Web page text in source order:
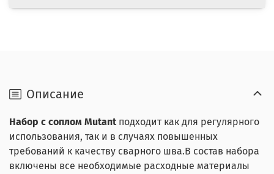
Описание
Набор с соплом Mutant подходит как для регулярного
использования, так и в случаях повышенных
требований к качеству сварного шва.В состав набора
включены все необходимые расходные материалы